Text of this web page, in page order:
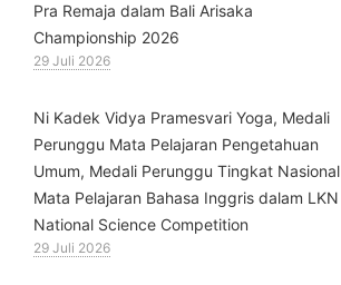
Pra Remaja dalam Bali Arisaka
Championship 2026
29 Juli 2026
⁠Ni Kadek Vidya Pramesvari Yoga, Medali
Perunggu Mata Pelajaran Pengetahuan
Umum, Medali Perunggu Tingkat Nasional
Mata Pelajaran Bahasa Inggris dalam LKN
National Science Competition
29 Juli 2026